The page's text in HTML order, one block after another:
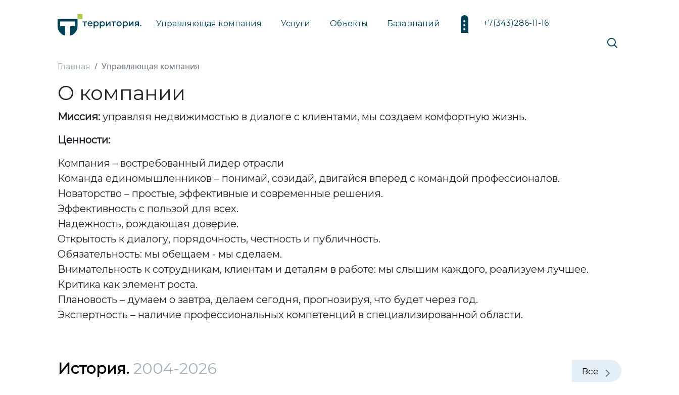
+7(343)286-11-16
Управляющая компания Услуги Объекты База знаний
Главная Управляющая компания
О компании
Миссия: управляя недвижимостью в диалоге с клиентами, мы создаем комфортную жизнь.
Ценности:
Компания – востребованный лидер отрасли
Команда единомышленников – понимай, созидай, двигайся вперед с командой профессионалов.
Новаторство – простые, эффективные и современные решения.
Эффективность с пользой для всех.
Надежность, рождающая доверие.
Открытость к диалогу, порядочность, честность и публичность.
Обязательность: мы обещаем - мы сделаем.
Внимательность к сотрудникам, клиентам и деталям в работе: мы слышим каждого, реализуем лучшее.
Критика как элемент роста.
Плановость – думаем о завтра, делаем сегодня, прогнозируя, что будет через год.
Экспертность – наличие профессиональных компетенций в специализированной области.
История. 2004-2026 Все